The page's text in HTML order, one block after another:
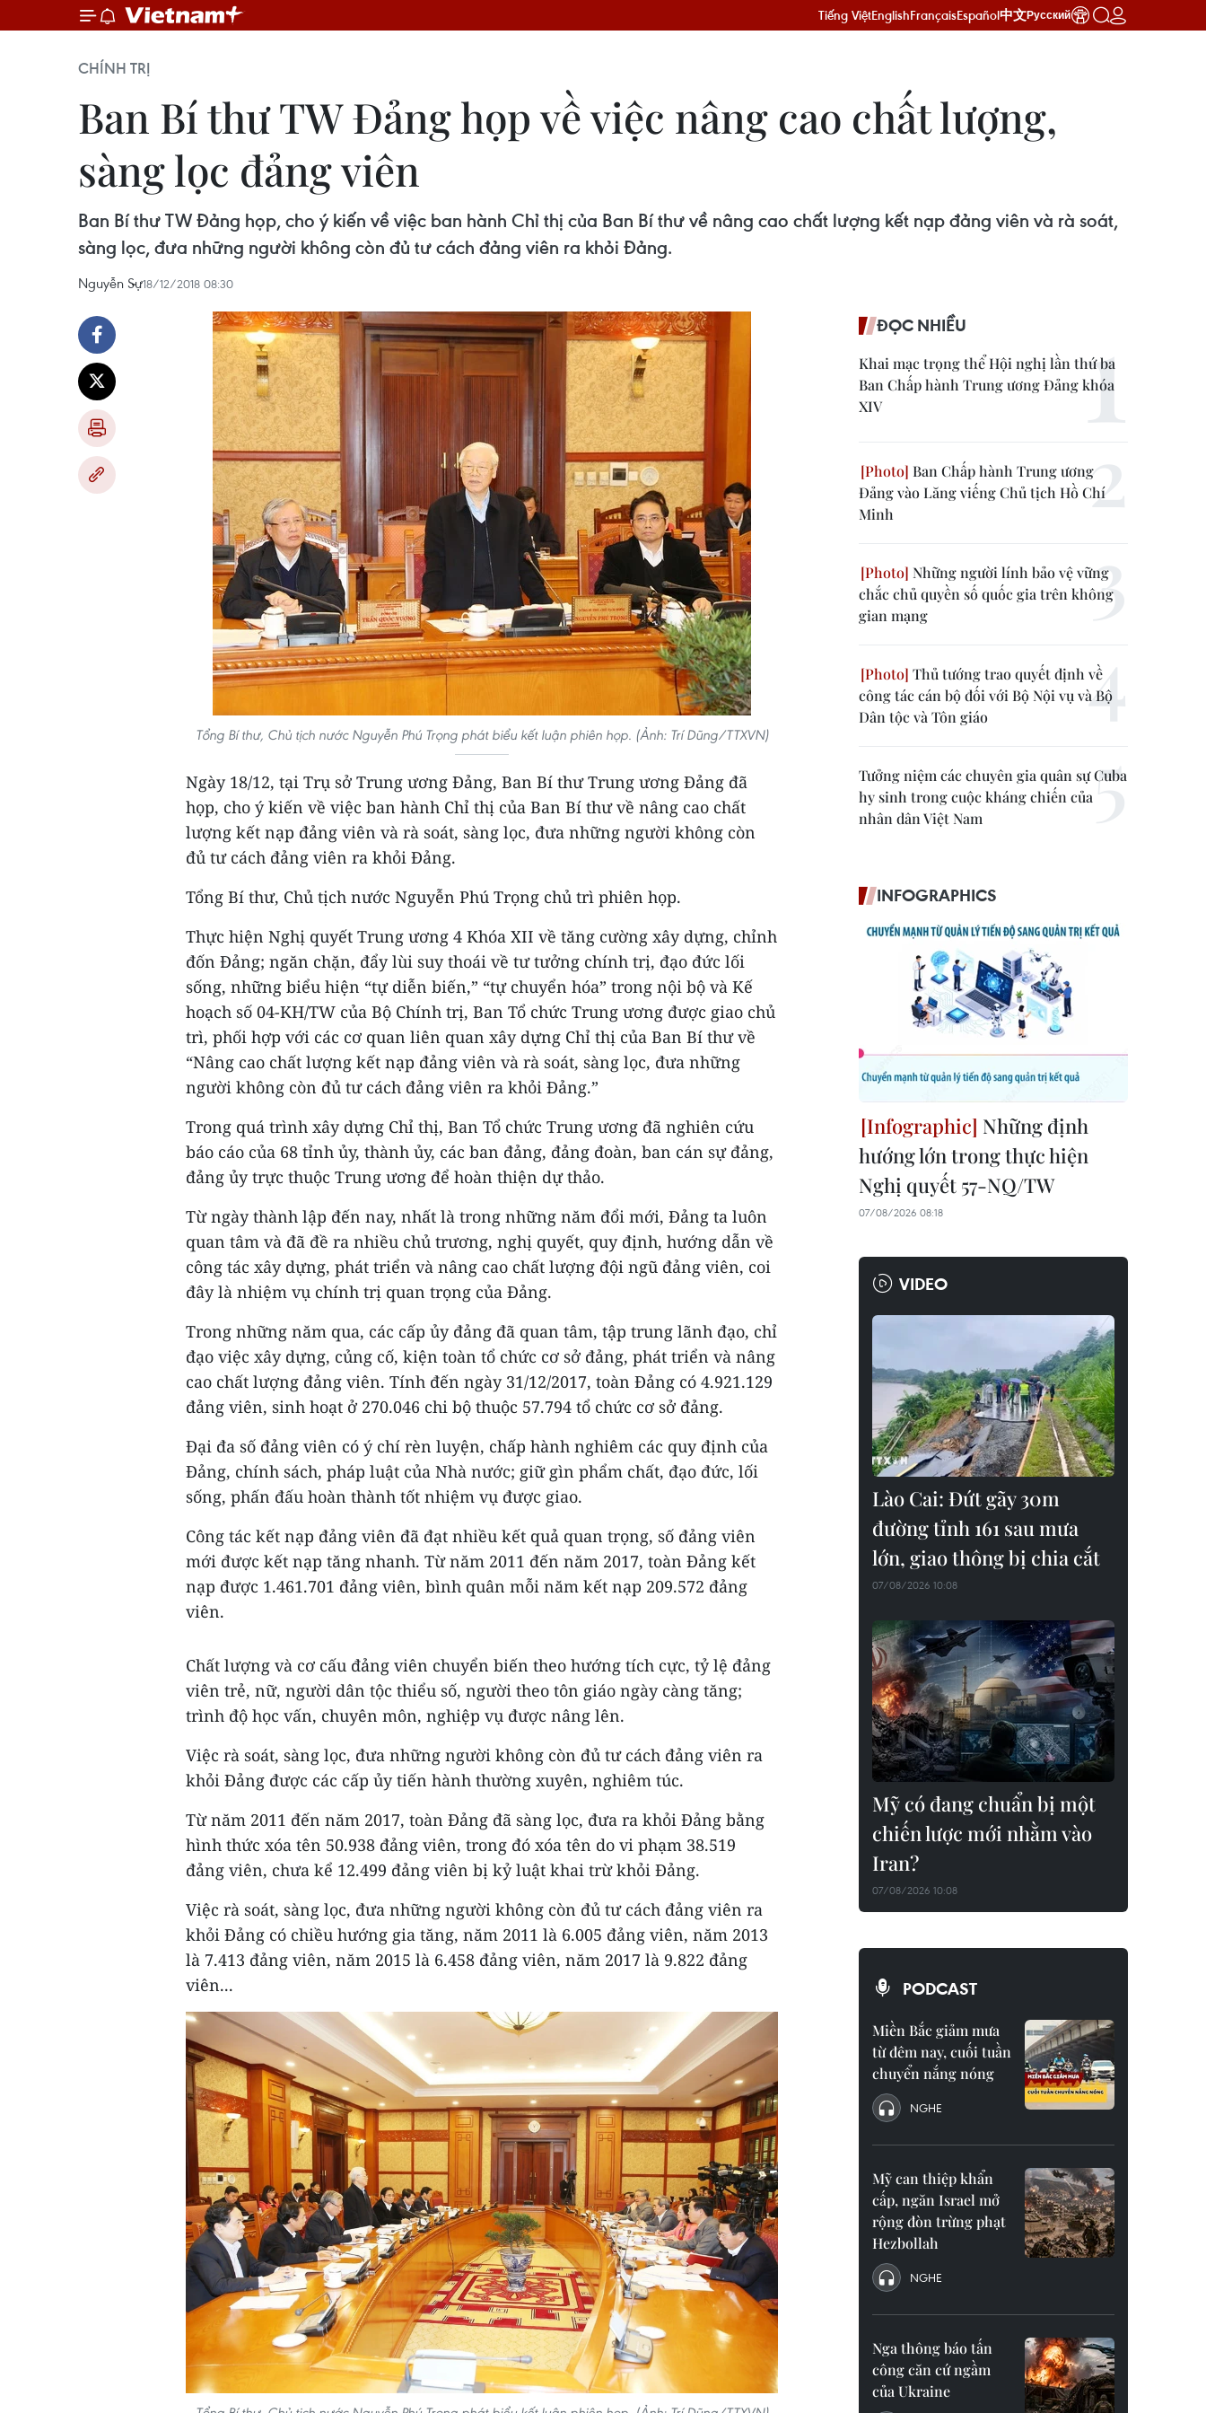
Tiếng ViệtEnglishFrançaisEspañol中文Русский
CHÍNH TRỊ
Ban Bí thư TW Đảng họp về việc nâng cao chất lượng,
sàng lọc đảng viên
Ban Bí thư TW Đảng họp, cho ý kiến về việc ban hành Chỉ thị của Ban Bí thư về nâng cao chất lượng kết nạp đảng viên và rà soát,
sàng lọc, đưa những người không còn đủ tư cách đảng viên ra khỏi Đảng.
Nguyễn Sự18/12/2018 08:30
Tổng Bí thư, Chủ tịch nước Nguyễn Phú Trọng phát biểu kết luận phiên họp. (Ảnh: Trí Dũng/TTXVN)
Ngày 18/12, tại Trụ sở Trung ương Đảng, Ban Bí thư Trung ương Đảng đã
họp, cho ý kiến về việc ban hành Chỉ thị của Ban Bí thư về nâng cao chất
lượng kết nạp đảng viên và rà soát, sàng lọc, đưa những người không còn
đủ tư cách đảng viên ra khỏi Đảng.
Tổng Bí thư, Chủ tịch nước Nguyễn Phú Trọng chủ trì phiên họp.
Thực hiện Nghị quyết Trung ương 4 Khóa XII về tăng cường xây dựng, chỉnh
đốn Đảng; ngăn chặn, đẩy lùi suy thoái về tư tưởng chính trị, đạo đức lối
sống, những biểu hiện “tự diễn biến,” “tự chuyển hóa” trong nội bộ và Kế
hoạch số 04-KH/TW của Bộ Chính trị, Ban Tổ chức Trung ương được giao chủ
trì, phối hợp với các cơ quan liên quan xây dựng Chỉ thị của Ban Bí thư về
“Nâng cao chất lượng kết nạp đảng viên và rà soát, sàng lọc, đưa những
người không còn đủ tư cách đảng viên ra khỏi Đảng.”
Trong quá trình xây dựng Chỉ thị, Ban Tổ chức Trung ương đã nghiên cứu
báo cáo của 68 tỉnh ủy, thành ủy, các ban đảng, đảng đoàn, ban cán sự đảng,
đảng ủy trực thuộc Trung ương để hoàn thiện dự thảo.
Từ ngày thành lập đến nay, nhất là trong những năm đổi mới, Đảng ta luôn
quan tâm và đã đề ra nhiều chủ trương, nghị quyết, quy định, hướng dẫn về
công tác xây dựng, phát triển và nâng cao chất lượng đội ngũ đảng viên, coi
đây là nhiệm vụ chính trị quan trọng của Đảng.
Trong những năm qua, các cấp ủy đảng đã quan tâm, tập trung lãnh đạo, chỉ
đạo việc xây dựng, củng cố, kiện toàn tổ chức cơ sở đảng, phát triển và nâng
cao chất lượng đảng viên. Tính đến ngày 31/12/2017, toàn Đảng có 4.921.129
đảng viên, sinh hoạt ở 270.046 chi bộ thuộc 57.794 tổ chức cơ sở đảng.
Đại đa số đảng viên có ý chí rèn luyện, chấp hành nghiêm các quy định của
Đảng, chính sách, pháp luật của Nhà nước; giữ gìn phẩm chất, đạo đức, lối
sống, phấn đấu hoàn thành tốt nhiệm vụ được giao.
Công tác kết nạp đảng viên đã đạt nhiều kết quả quan trọng, số đảng viên
mới được kết nạp tăng nhanh. Từ năm 2011 đến năm 2017, toàn Đảng kết
nạp được 1.461.701 đảng viên, bình quân mỗi năm kết nạp 209.572 đảng
viên.
Chất lượng và cơ cấu đảng viên chuyển biến theo hướng tích cực, tỷ lệ đảng
viên trẻ, nữ, người dân tộc thiểu số, người theo tôn giáo ngày càng tăng;
trình độ học vấn, chuyên môn, nghiệp vụ được nâng lên.
Việc rà soát, sàng lọc, đưa những người không còn đủ tư cách đảng viên ra
khỏi Đảng được các cấp ủy tiến hành thường xuyên, nghiêm túc.
Từ năm 2011 đến năm 2017, toàn Đảng đã sàng lọc, đưa ra khỏi Đảng bằng
hình thức xóa tên 50.938 đảng viên, trong đó xóa tên do vi phạm 38.519
đảng viên, chưa kể 12.499 đảng viên bị kỷ luật khai trừ khỏi Đảng.
Việc rà soát, sàng lọc, đưa những người không còn đủ tư cách đảng viên ra
khỏi Đảng có chiều hướng gia tăng, năm 2011 là 6.005 đảng viên, năm 2013
là 7.413 đảng viên, năm 2015 là 6.458 đảng viên, năm 2017 là 9.822 đảng
viên...
ĐỌC NHIỀU
Khai mạc trọng thể Hội nghị lần thứ ba
Ban Chấp hành Trung ương Đảng khóa
XIV
Ban Chấp hành Trung ương
Đảng vào Lăng viếng Chủ tịch Hồ Chí
Minh
Những người lính bảo vệ vững
chắc chủ quyền số quốc gia trên không
gian mạng
Thủ tướng trao quyết định về
công tác cán bộ đối với Bộ Nội vụ và Bộ
Dân tộc và Tôn giáo
Tưởng niệm các chuyên gia quân sự Cuba
hy sinh trong cuộc kháng chiến của
nhân dân Việt Nam
INFOGRAPHICS
Những định
hướng lớn trong thực hiện
Nghị quyết 57-NQ/TW
07/08/2026 08:18
VIDEO
Lào Cai: Đứt gãy 30m
đường tỉnh 161 sau mưa
lớn, giao thông bị chia cắt
07/08/2026 10:08
Mỹ có đang chuẩn bị một
chiến lược mới nhằm vào
Iran?
07/08/2026 10:08
PODCAST
Miền Bắc giảm mưa
từ đêm nay, cuối tuần
chuyển nắng nóng
NGHE
Mỹ can thiệp khẩn
cấp, ngăn Israel mở
rộng đòn trừng phạt
Hezbollah
NGHE
Nga thông báo tấn
công căn cứ ngầm
của Ukraine